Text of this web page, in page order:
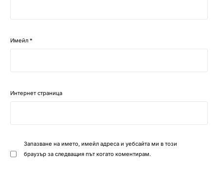
Имейл*
Интернет страница
Запазване на името, имейл адреса и уебсайта ми в този
браузър за следващия път когато коментирам.